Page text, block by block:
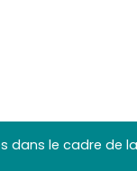
dans le cadre de